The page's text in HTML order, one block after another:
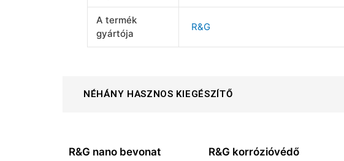
A termék
gyártója
R&G
NÉHÁNY HASZNOS KIEGÉSZÍTŐ
R&G nano bevonat
R&G korrózióvédő